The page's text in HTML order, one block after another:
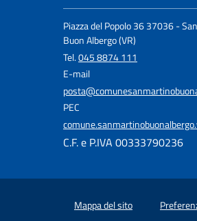
Piazza del Popolo 36 37036 -
Buon Albergo (VR)
Tel.045 8874 111
E-mail
PEC
C.F. e P.IVA 00333790236
Mappa del sito